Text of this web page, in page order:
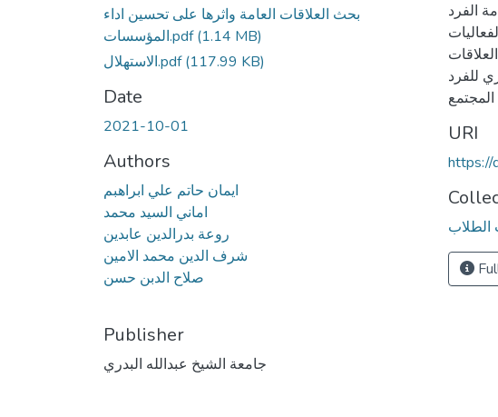
بحث العلاقات العامة واثرها على تحسين اداء
المؤسسات.pdf(1.14 MB)
الاستهلال.pdf(117.99 KB)
Date
2021-10-01
Authors
ايمان حاتم علي ابراهبم
اماني السيد محمد
روعة بدرالدين عابدين
شرف الدين محمد الامين
صلاح الدبن حسن
Publisher
جامعة الشيخ عبدالله البدري
الفرد
للفرد
URI
https://
الطلاب